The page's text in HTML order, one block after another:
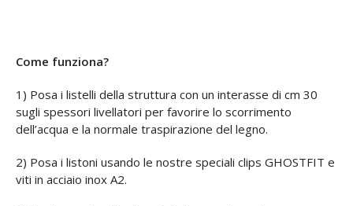
Come funziona?
1) Posa i listelli della struttura con un interasse di cm 30
sugli spessori livellatori per favorire lo scorrimento
dell’acqua e la normale traspirazione del legno.
2) Posa i listoni usando le nostre speciali clips GHOSTFIT e
viti in acciaio inox A2.